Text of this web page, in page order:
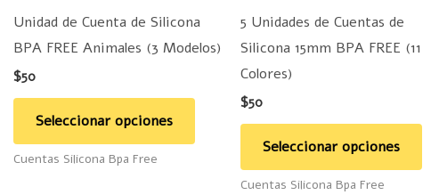
Unidad de Cuenta de Silicona
BPA FREE Animales (3 Modelos)
$50
Seleccionar opciones
elegir
en
Cuentas Silicona Bpa Free
5 Unidades de Cuentas de
Silicona 15mm BPA FREE (11
Colores)
$50
Seleccionar opciones
Cuentas Silicona Bpa Free